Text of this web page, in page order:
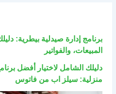
برنامج إدارة صيدلية بيطرية:
المبيعات، والفواتير
دليلك الشامل لاختيار أفضل
منزلية: سيلز اب من فاتوس